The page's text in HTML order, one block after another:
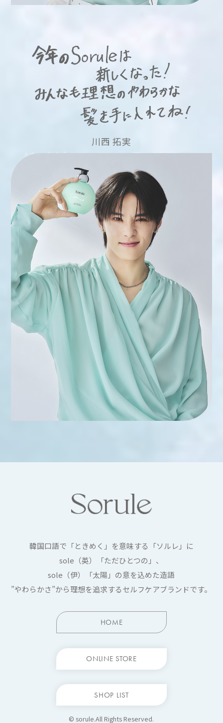
川西 拓実
K ANISHI T MI
韓国口語で「ときめく」を意味する「ソルレ」に
sole（英）「ただひとつの」、
sole（伊）「太陽」の意を込めた造語
”やわらかさ”から理想を追求するセルフケアブランドです。
HOME
ONLINE STORE
SHOP LIST
© sorule.All Rights Reserved.